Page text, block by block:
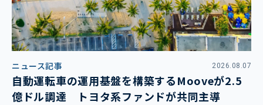
ニュース記事 2026.08.07
自動運転車の運用基盤を構築するMooveが2.5
億ドル調達 トヨタ系ファンドが共同主導